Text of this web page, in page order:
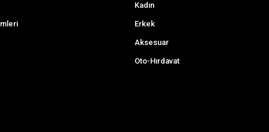
Kadın
Erkek
Aksesuar
Oto-Hırdavat